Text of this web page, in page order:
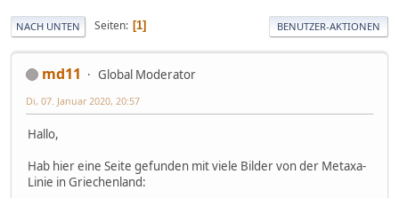
NACH UNTEN Seiten 1 BENUTZER-AKTIONEN
md11 Global Moderator
Di, 07. Januar 2020, 20:57
Hallo,
Hab hier eine Seite gefunden mit viele Bilder von der Metaxa-
Linie in Griechenland: